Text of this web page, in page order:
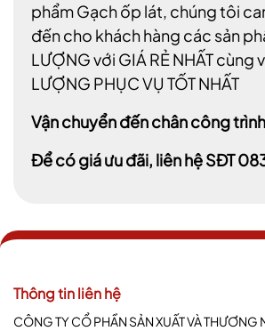
phẩm Gạch ốp lát, chúng tôi
đến cho khách hàng các sản
LƯỢNG với GIÁ RẺ NHẤT cùng
LƯỢNG PHỤC VỤ TỐT NHẤT
Vận chuyển đến chân công trình
Để có giá ưu đãi, liên hệ SĐT
Thông tin liên hệ
CÔNG TY CỔ PHẦN SẢN XUẤT VÀ THƯƠNG